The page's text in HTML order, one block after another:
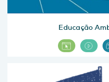
Educação